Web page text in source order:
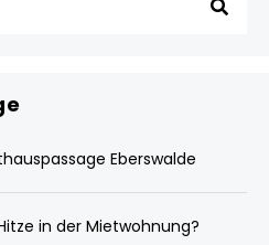
Eberswalde
in der Mietwohnung?